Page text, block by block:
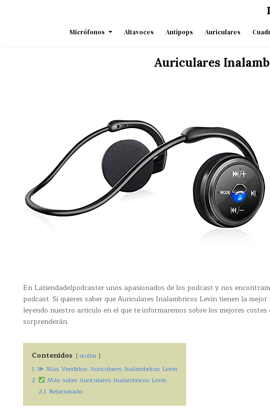
Micrófonos Altavoces Antipops Auriculares
Auriculares
En Latiendadelpodcaster unos apasionados de los podcast y nos
podcast. Si quieres saber que Auriculares Inalambricos Levin tienen la
leyendo nuestro articulo en el que te informaremos sobre los mejores
sorprenderán.
Contenidos ocultar
1 ≫ Más Vendidos: Auriculares Inalambricos Levin
2
Más sobre Auriculares Inalambricos Levin
2.1 Relacionado: